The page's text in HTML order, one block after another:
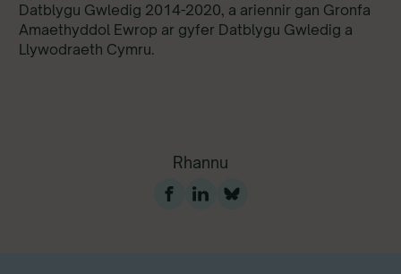
Datblygu Gwledig 2014-2020, a ariennir gan Gronfa
Amaethyddol Ewrop ar gyfer Datblygu Gwledig a
Llywodraeth Cymru.
Rhannu